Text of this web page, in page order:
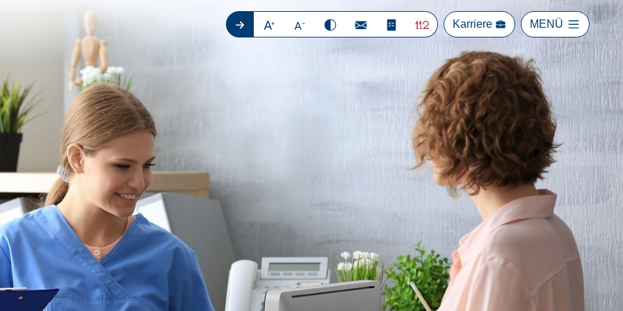
Karriere MENÜ